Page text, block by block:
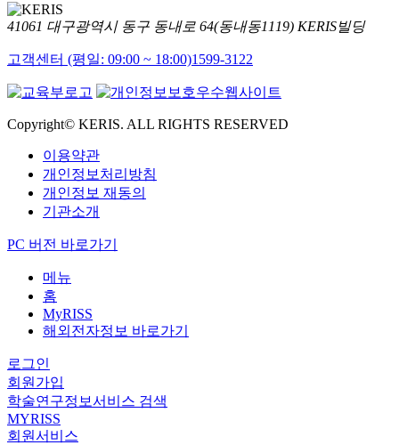
41061 대구광역시 동구 동내로 64(동내동1119) KERIS빌딩
고객센터 (평일: 09:00 ~ 18:00)1599-3122
Copyright© KERIS. ALL RIGHTS RESERVED
이용약관
개인정보처리방침
개인정보 재동의
기관소개
PC 버전 바로가기
메뉴
홈
MyRISS
해외전자정보 바로가기
로그인
회원가입
학술연구정보서비스 검색
MYRISS
회원서비스